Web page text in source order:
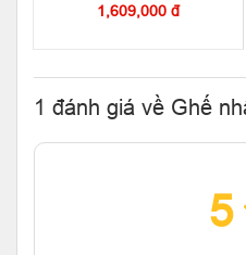
1,609,000 đ
1 đánh giá về Ghế
5